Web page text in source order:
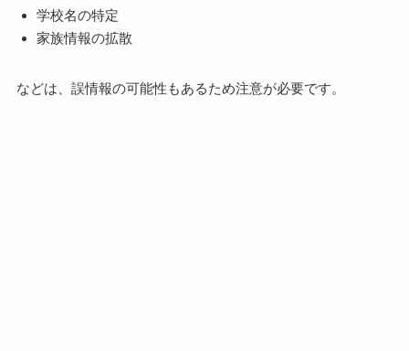
学校名の特定
家族情報の拡散
などは、誤情報の可能性もあるため注意が必要です。